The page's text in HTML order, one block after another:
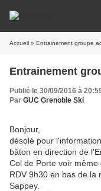
Accueil » Entrainement groupe
Entrainement
Publié le 30/09/2016 à
Par GUC Grenoble Ski
Bonjour,
désolé pour
bâton en direction de
Col de Porte voir même
RDV 9h30 en bas de la
Sappey.